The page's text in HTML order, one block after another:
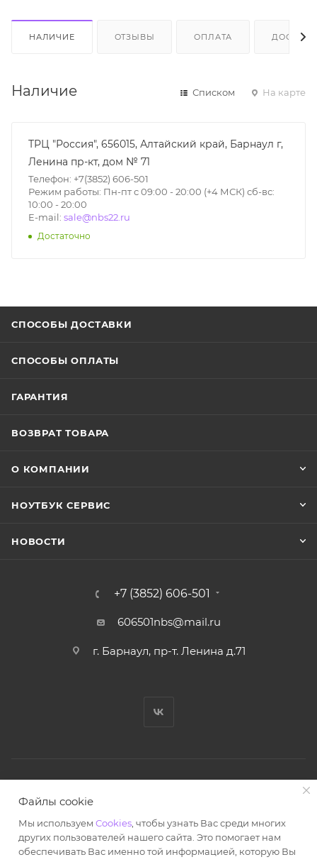
НАЛИЧИЕ ОТЗЫВЫ ОПЛАТА
Наличие Списком На карте
ТРЦ "Россия", 656015, Алтайский край, Барнаул г,
Ленина пр-кт, дом № 71
Телефон: +7(3852) 606-501
Режим работы: Пн-пт с 09:00 - 20:00 (+4 МСК) сб-вс:
10:00 - 20:00
E-mail: sale@nbs22.ru
Достаточно
СПОСОБЫ ДОСТАВКИ
СПОСОБЫ ОПЛАТЫ
ГАРАНТИЯ
ВОЗВРАТ ТОВАРА
О КОМПАНИИ
НОУТБУК СЕРВИС
НОВОСТИ
+7 (3852) 606-501
606501nbs@mail.ru
г. Барнаул, пр-т. Ленина д.71
Все права защищены.
Powered by: WebdEvILoper
Файлы cookie
Мы используем Cookies , чтобы узнать Вас среди многих
других пользователей нашего сайта. Это помогает нам
обеспечивать Вас именно той информацией, которую Вы